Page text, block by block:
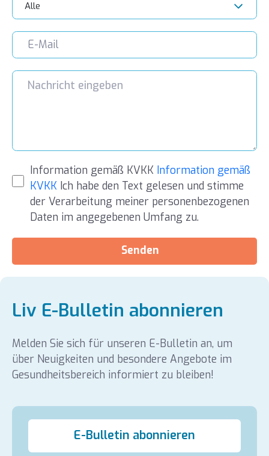
Alle
Information gemäß KVKK Information gemäß
KVKKIch habe den Text gelesen und stimme
der Verarbeitung meiner personenbezogenen
Daten im angegebenen Umfang zu.
Senden
Liv E-Bulletin abonnieren
Melden Sie sich für unseren E-Bulletin an, um
über Neuigkeiten und besondere Angebote im
Gesundheitsbereich informiert zu bleiben!
E-Bulletin abonnieren